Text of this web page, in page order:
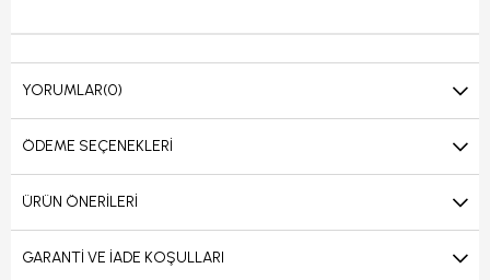
YORUMLAR(0)
ÖDEME SEÇENEKLERI
ÜRÜN ÖNERILERI
GARANTI VE İADE KOŞULLARI